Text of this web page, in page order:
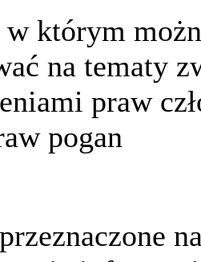
którym
na tematy
praw
pogan